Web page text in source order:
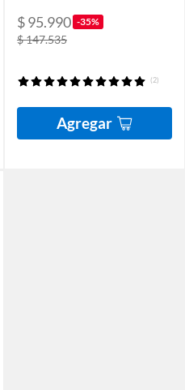
$ 95.990 -35%
$ 147.535
(2)
Agregar